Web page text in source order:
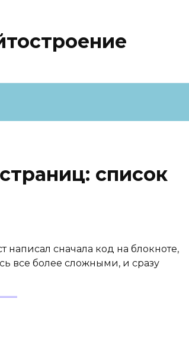
список
сначала код на блокноте,
все более сложными, и сразу